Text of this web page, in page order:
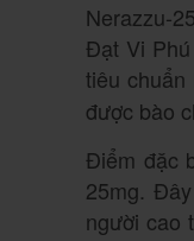
Nerazzu-
Đạt Vi Phú
tiêu chuẩn
được bào
Điểm đặc
25mg.
người cao